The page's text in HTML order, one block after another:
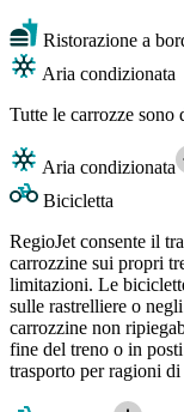
Ristorazione a
Aria condizionata
Tutte le carrozze sono
Aria condizionata
Bicicletta
RegioJet consente il
carrozzine sui propri
limitazioni. Le
sulle rastrelliere o
carrozzine non
fine del treno o in
trasporto per ragioni